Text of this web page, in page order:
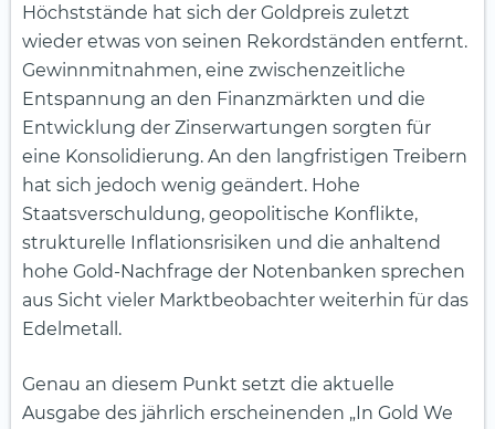
Höchststände hat sich der Goldpreis zuletzt
wieder etwas von seinen Rekordständen entfernt.
Gewinnmitnahmen, eine zwischenzeitliche
Entspannung an den Finanzmärkten und die
Entwicklung der Zinserwartungen sorgten für
eine Konsolidierung. An den langfristigen Treibern
hat sich jedoch wenig geändert. Hohe
Staatsverschuldung, geopolitische Konflikte,
strukturelle Inflationsrisiken und die anhaltend
hohe Gold-Nachfrage der Notenbanken sprechen
aus Sicht vieler Marktbeobachter weiterhin für das
Edelmetall.
Genau an diesem Punkt setzt die aktuelle
Ausgabe des jährlich erscheinenden „In Gold We